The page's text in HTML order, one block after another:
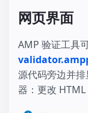
网页界面
AMP 验证工具
源代码旁边并
器：更改 HTML